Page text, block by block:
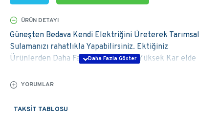
ÜRÜN DETAYI
Güneşten Bedava Kendi Elektriğini Üreterek Tarımsal
Sulamanızı rahatlıkla Yapabilirsiniz. Ektiğiniz
Ürünlerden Daha Fazla Verim alarak Yüksek Kar elde
kurtularak maliyetlerinizi düşürebilirsiniz.
elektrik faturaları veya mazot gideri olmuştur. Tam da
YORUMLAR
TAKSIT TABLOSU